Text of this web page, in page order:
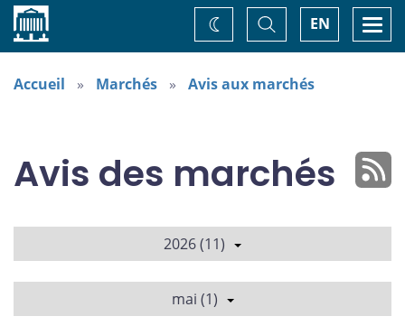
Accueil EN
Basculer
la
recherche
Changez
de
Accueil Marchés Avis aux marchés
Avis des marchés
2026 (11)
mai (1)